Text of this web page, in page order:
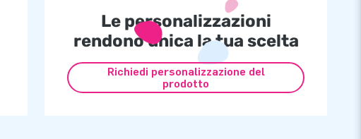
Le personalizzazioni
rendono unica la tua scelta
Richiedi personalizzazione del
prodotto